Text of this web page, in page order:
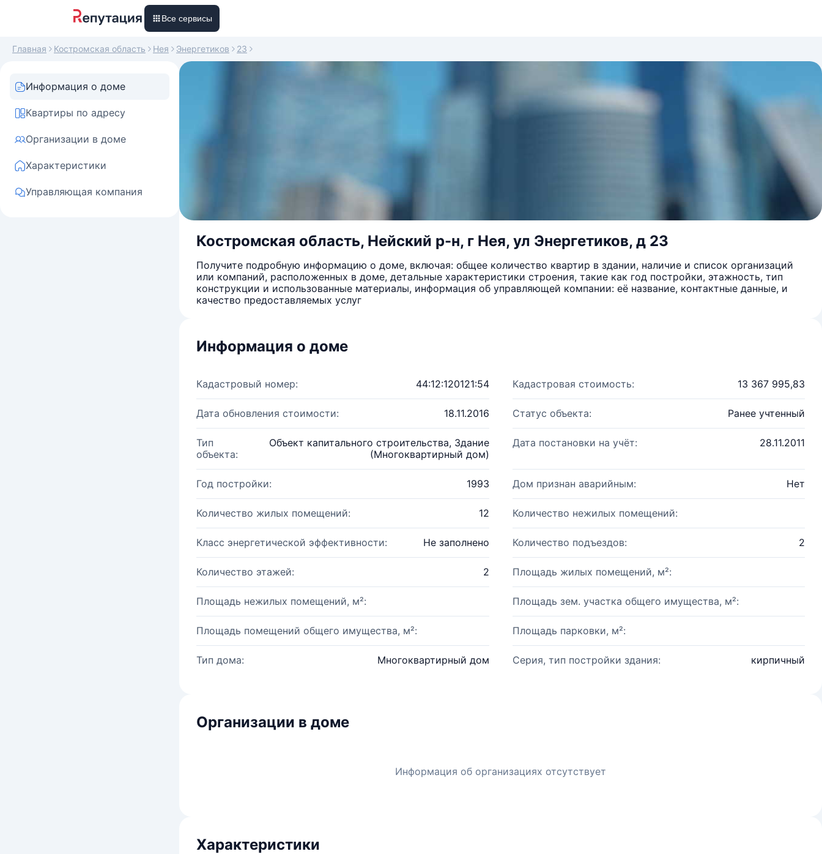
Все сервисы
Главная Костромская область Нея Энергетиков 23
Информация о доме
Квартиры по адресу
Организации в доме
Характеристики
Управляющая компания
Костромская область, Нейский р-н, г Нея, ул Энергетиков, д 23
Получите подробную информацию о доме, включая: общее количество квартир в здании, наличие и список организаций
или компаний, расположенных в доме, детальные характеристики строения, такие как год постройки, этажность, тип
конструкции и использованные материалы, информация об управляющей компании: её название, контактные данные, и
качество предоставляемых услуг
Информация о доме
Кадастровый номер: 44:12:120121:54 Кадастровая стоимость: 13 367 995,83
Дата обновления стоимости: 18.11.2016 Статус объекта: Ранее учтенный
Тип
объекта:
Объект капитального строительства, Здание
(Многоквартирный дом)
Дата постановки на учёт: 28.11.2011
Год постройки: 1993 Дом признан аварийным: Нет
Количество жилых помещений: 12 Количество нежилых помещений:
Класс энергетической эффективности: Не заполнено Количество подъездов: 2
Количество этажей: 2 Площадь жилых помещений, м²:
Площадь нежилых помещений, м²: Площадь зем. участка общего имущества, м²:
Площадь помещений общего имущества, м²: Площадь парковки, м²:
Тип дома: Многоквартирный дом Серия, тип постройки здания: кирпичный
Организации в доме
Информация об организациях отсутствует
Характеристики